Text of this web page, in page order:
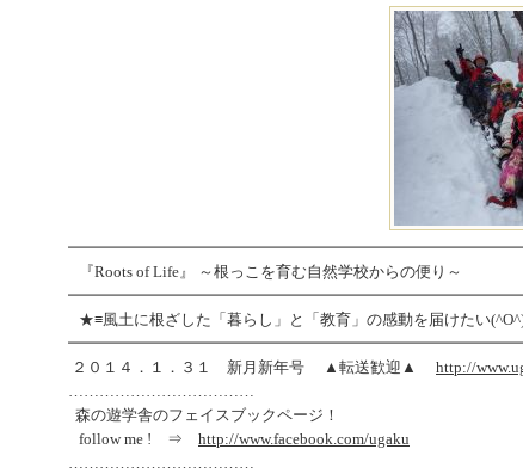
『Roots of Life』 ～根っこを育む自然学校からの便り～
★≡風土に根ざした「暮らし」と「教育」の感動を届けたい
２０１４．１．３１ 新月新年号 ▲転送歓迎▲ http://
………………………………
森の遊学舎のフェイスブックページ！
follow me ! ⇒ http://www.facebook.com/ugaku
………………………………